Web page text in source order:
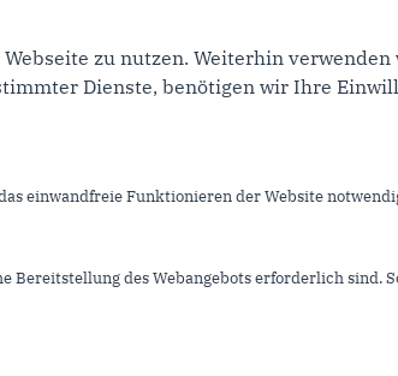
CSU Bundestagsfraktion
zu nutzen. Weiterhin
Dienste, benötigen wir Ihre
einwandfreie Funktionieren der Website
des Webangebots erforderlich sind.